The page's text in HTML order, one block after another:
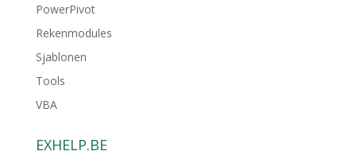
PowerPivot
Rekenmodules
Sjablonen
Tools
VBA
EXHELP.BE